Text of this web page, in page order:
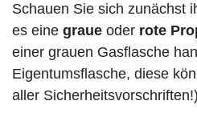
Schauen Sie sich zunächst
es eine graue oder rote
einer grauen Gasflasche
Eigentumsflasche, diese
aller